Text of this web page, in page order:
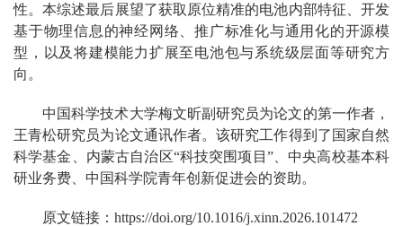
性。本综述最后展望了获取原位精准的电池内部特征、开发
基于物理信息的神经网络、推广标准化与通用化的开源模
型，以及将建模能力扩展至电池包与系统级层面等研究方
向。
中国科学技术大学梅文昕副研究员为论文的第一作者，
王青松研究员为论文通讯作者。该研究工作得到了国家自然
科学基金、内蒙古自治区“科技突围项目”、中央高校基本科
研业务费、中国科学院青年创新促进会的资助。
原文链接：https://doi.org/10.1016/j.xinn.2026.101472